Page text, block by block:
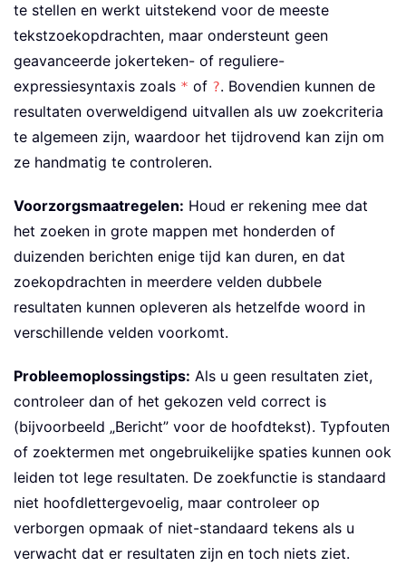
te stellen en werkt uitstekend voor de meeste
tekstzoekopdrachten, maar ondersteunt geen
geavanceerde jokerteken- of reguliere-
expressiesyntaxis zoals * of ?. Bovendien kunnen de
resultaten overweldigend uitvallen als uw zoekcriteria
te algemeen zijn, waardoor het tijdrovend kan zijn om
ze handmatig te controleren.
Voorzorgsmaatregelen: Houd er rekening mee dat
het zoeken in grote mappen met honderden of
duizenden berichten enige tijd kan duren, en dat
zoekopdrachten in meerdere velden dubbele
resultaten kunnen opleveren als hetzelfde woord in
verschillende velden voorkomt.
Probleemoplossingstips: Als u geen resultaten ziet,
controleer dan of het gekozen veld correct is
(bijvoorbeeld „Bericht” voor de hoofdtekst). Typfouten
of zoektermen met ongebruikelijke spaties kunnen ook
leiden tot lege resultaten. De zoekfunctie is standaard
niet hoofdlettergevoelig, maar controleer op
verborgen opmaak of niet-standaard tekens als u
verwacht dat er resultaten zijn en toch niets ziet.